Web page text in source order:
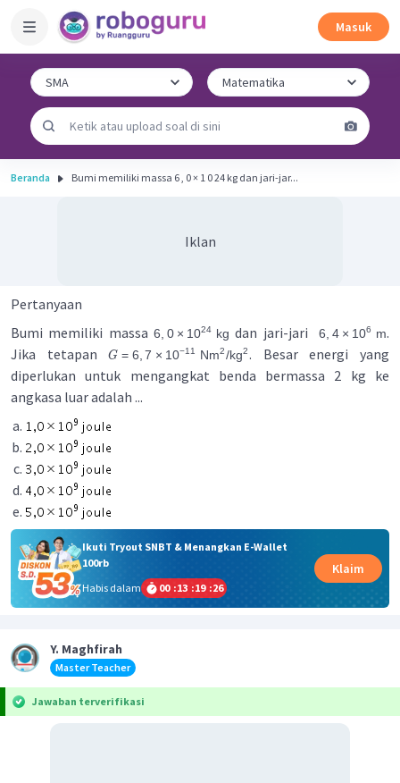
Masuk
Beranda Bumi memiliki massa 6 , 0 × 1 0 24 kg dan jari-jar...
Iklan
Pertanyaan
Bumi memiliki massa6 0 × 1024 kg dan jari-jari6 4 × 106 m.
Jika tetapanG = 6 7 × 10−11 Nm2/kg2. Besar energi yang
diperlukan untuk mengangkat benda bermassa 2 kg ke
angkasa luar adalah ...
Ikuti Tryout SNBT & Menangkan E-Wallet
100rb
Habis dalam
00 :13 :19 :25
Klaim
Y. Maghfirah
Master Teacher
Jawaban terverifikasi